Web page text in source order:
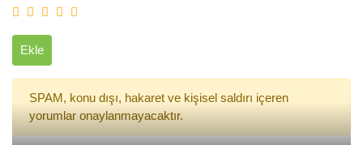
Ekle
SPAM, konu dışı, hakaret ve kişisel saldırı içeren
yorumlar onaylanmayacaktır.